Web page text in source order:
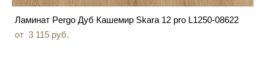
Ламинат Pergo Дуб Кашемир Skara 12 pro L1250-08622
от 3 115 pуб.